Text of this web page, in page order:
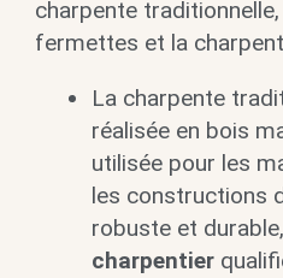
charpente
fermettes et la
La charpente
réalisée en bois
utilisée pour les
les constructions
robuste et
charpentier